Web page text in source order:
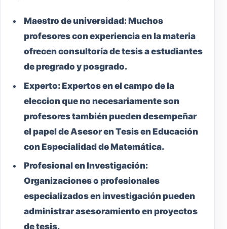
Maestrode universidad:Muchos
profesores con experiencia en la materia
ofrecen consultoría de tesis a estudiantes
de pregrado y posgrado.
Experto:Expertos en el campo de la
eleccion que no necesariamente son
profesores también pueden desempeñar
el papel de Asesor en Tesis en Educación
con Especialidad de Matemática.
Profesional en Investigación:
Organizaciones o profesionales
especializados en investigación pueden
administrar asesoramiento en proyectos
de tesis.